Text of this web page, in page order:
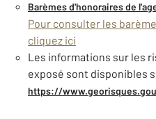
Barèmes d'honoraires de
Pour consulter les
cliquez ici
Les informations sur les
exposé sont disponibles
https://